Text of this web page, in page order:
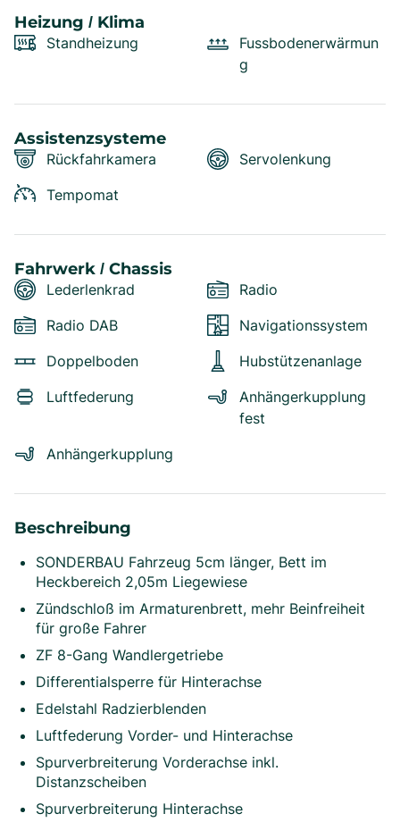
Heizung / Klima
Standheizung
Fussbodenerwärmun
g
Assistenzsysteme
Rückfahrkamera
Servolenkung
Tempomat
Fahrwerk / Chassis
Lederlenkrad
Radio
Radio DAB
Navigationssystem
Doppelboden
Hubstützenanlage
Luftfederung
Anhängerkupplung
fest
Anhängerkupplung
Beschreibung
SONDERBAU Fahrzeug 5cm länger, Bett im
Heckbereich 2,05m Liegewiese
Zündschloß im Armaturenbrett, mehr Beinfreiheit
für große Fahrer
ZF 8-Gang Wandlergetriebe
Differentialsperre für Hinterachse
Edelstahl Radzierblenden
Luftfederung Vorder- und Hinterachse
Spurverbreiterung Vorderachse inkl.
Distanzscheiben
Spurverbreiterung Hinterachse